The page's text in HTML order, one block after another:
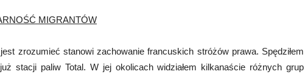
MIGRANTÓW
zrozumieć stanowi zachowanie francuskich stróżów prawa. Spędziłem
stacji paliw Total. W jej okolicach widziałem kilkanaście różnych grup